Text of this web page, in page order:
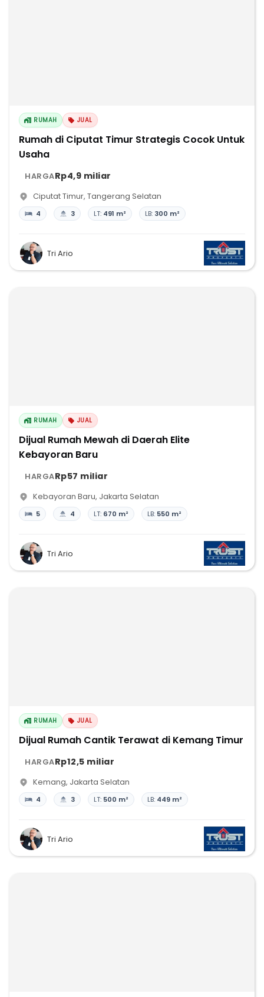
RUMAH JUAL
Rumah di Ciputat Timur Strategis Cocok Untuk
Usaha
HARGARp4,9 miliar
Ciputat Timur, Tangerang Selatan
4 3 LT: 491 m² LB: 300 m²
Tri Ario
RUMAH JUAL
Dijual Rumah Mewah di Daerah Elite
Kebayoran Baru
HARGARp57 miliar
Kebayoran Baru, Jakarta Selatan
5 4 LT: 670 m² LB: 550 m²
Tri Ario
RUMAH JUAL
Dijual Rumah Cantik Terawat di Kemang Timur
HARGARp12,5 miliar
Kemang, Jakarta Selatan
4 3 LT: 500 m² LB: 449 m²
Tri Ario